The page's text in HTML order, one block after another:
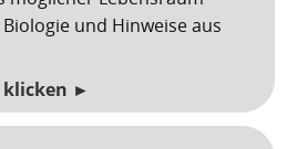
und Hinweise aus
klicken ►